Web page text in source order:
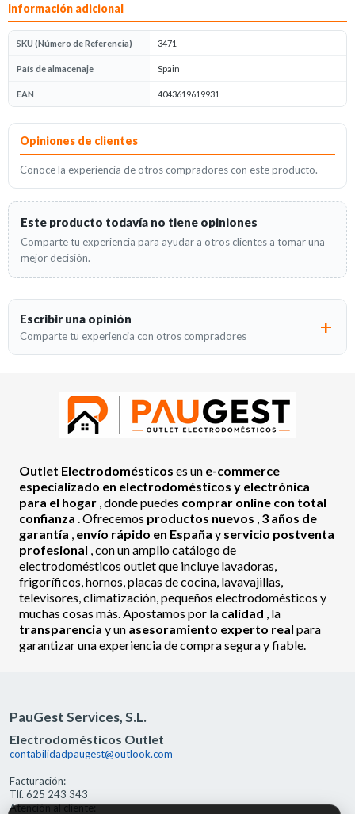
Información adicional
SKU (Número de Referencia) 3471
País de almacenaje Spain
EAN 4043619619931
Opiniones
Opiniones de clientes
Conoce la experiencia de otros compradores con este producto.
Este producto todavía no tiene opiniones
Comparte tu experiencia para ayudar a otros clientes a tomar una
mejor decisión.
Escribir una opinión
Comparte tu experiencia con otros compradores
Outlet Electrodomésticos es un e-commerce
especializado en electrodomésticos y electrónica
para el hogar , donde puedes comprar online con total
confianza . Ofrecemos productos nuevos , 3 años de
garantía , envío rápido en España y servicio postventa
profesional , con un amplio catálogo de
electrodomésticos outlet que incluye lavadoras,
frigoríficos, hornos, placas de cocina, lavavajillas,
televisores, climatización, pequeños electrodomésticos y
muchas cosas más. Apostamos por la calidad , la
transparencia y un asesoramiento experto real para
garantizar una experiencia de compra segura y fiable.
PauGest Services, S.L.
Electrodomésticos Outlet
contabilidadpaugest@outlook.com
Facturación:
Tlf. 625 243 343
Atención al cliente: